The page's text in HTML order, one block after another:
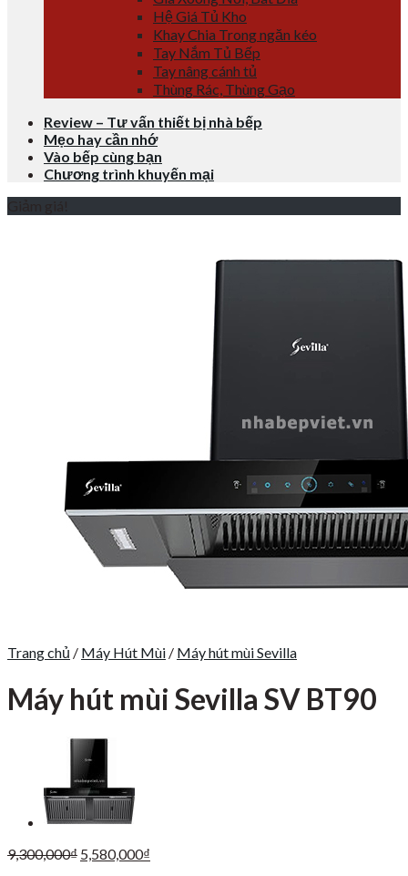
Hệ Giá Tủ Kho
Khay Chia Trong ngăn kéo
Tay Nắm Tủ Bếp
Tay nâng cánh tủ
Thùng Rác, Thùng Gạo
Review – Tư vấn thiết bị nhà bếp
Mẹo hay cần nhớ
Vào bếp cùng bạn
Chương trình khuyến mại
Trang chủ / Máy Hút Mùi / Máy hút mùi Sevilla
Máy hút mùi Sevilla SV BT90
9,300,000₫ Giá
5,580,000₫